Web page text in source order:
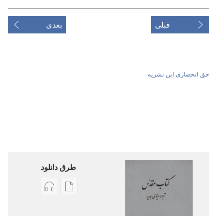
قبلی بعدی
حق انحصاری این نشریه
طرق دانلود
گزینۀ گزینۀ